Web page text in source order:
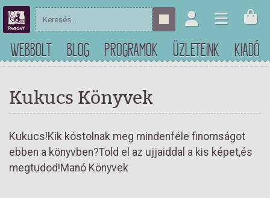
WEBBOLT BLOG PROGRAMOK ÜZLETEINK KIADÓ
Kukucs Könyvek
Kukucs!Kik kóstolnak meg mindenféle finomságot
ebben a könyvben?Told el az ujjaiddal a kis képet,és
megtudod!Manó Könyvek